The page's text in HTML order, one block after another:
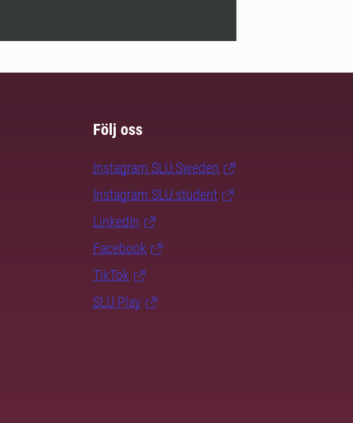
Följ oss
Instagram SLU.Sweden
Instagram SLU.student
LinkedIn
Facebook
TikTok
SLU Play